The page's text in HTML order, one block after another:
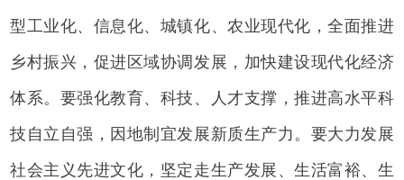
型工业化、信息化、城镇化、农业现代化，全面推进
乡村振兴，促进区域协调发展，加快建设现代化经济
体系。要强化教育、科技、人才支撑，推进高水平科
技自立自强，因地制宜发展新质生产力。要大力发展
社会主义先进文化，坚定走生产发展、生活富裕、生